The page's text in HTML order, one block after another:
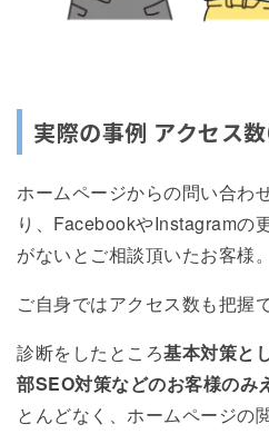
実際の事例 アクセス
ホームページからの問い合わ
り、FacebookやInstagramの
がないとご相談頂いたお客様。
ご自身ではアクセス数も把握
診断をしたところ基本対策と
部SEO対策などのお客様のみ
とんどなく、ホームページの